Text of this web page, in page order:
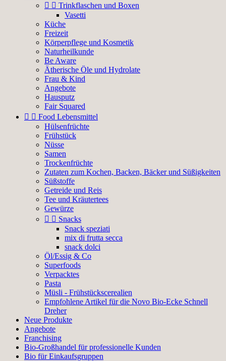
  Trinkflaschen und Boxen
Vasetti
Küche
Freizeit
Körperpflege und Kosmetik
Naturheilkunde
Be Aware
Ätherische Öle und Hydrolate
Frau & Kind
Angebote
Hausputz
Fair Squared
  Food Lebensmittel
Hülsenfrüchte
Frühstück
Nüsse
Samen
Trockenfrüchte
Zutaten zum Kochen, Backen, Bäcker und Süßigkeiten
Süßstoffe
Getreide und Reis
Tee und Kräutertees
Gewürze
  Snacks
Snack speziati
mix di frutta secca
snack dolci
Öl/Essig & Co
Superfoods
Verpacktes
Pasta
Müsli - Frühstückscerealien
Empfohlene Artikel für die Novo Bio-Ecke Schnell
Dreher
Neue Produkte
Angebote
Franchising
Bio-Großhandel für professionelle Kunden
Bio für Einkaufsgruppen